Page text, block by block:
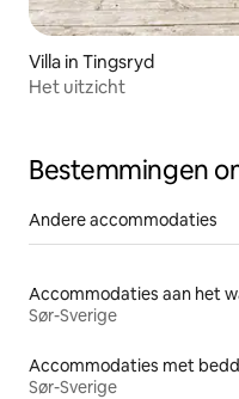
Villa in Tingsryd
Het uitzicht
Bestemmingen
Andere accommodaties
Sør-Sverige
Sør-Sverige